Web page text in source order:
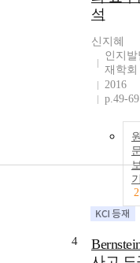
석
신지혜
인지
재학회
2016
p.49-69
2
4